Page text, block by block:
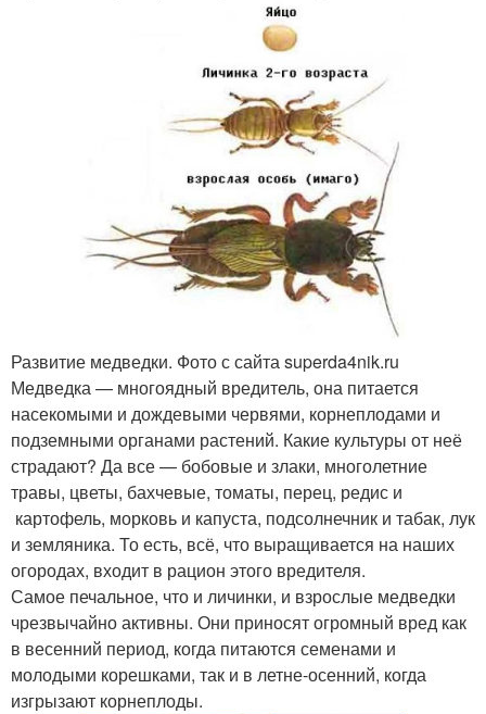
Развитие медведки. Фото с сайта superda4nik.ru
Медведка — многоядный вредитель, она питается
насекомыми и дождевыми червями, корнеплодами и
подземными органами растений. Какие культуры от неё
страдают? Да все — бобовые и злаки, многолетние
травы, цветы, бахчевые, томаты, перец, редис и
картофель, морковь и капуста, подсолнечник и табак, лук
и земляника. То есть, всё, что выращивается на наших
огородах, входит в рацион этого вредителя.
Самое печальное, что и личинки, и взрослые медведки
чрезвычайно активны. Они приносят огромный вред как
в весенний период, когда питаются семенами и
молодыми корешками, так и в летне-осенний, когда
изгрызают корнеплоды.